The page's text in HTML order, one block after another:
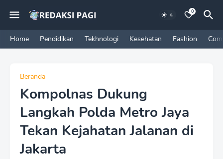
0
Home Pendidikan Tekhnologi Kesehatan Fashion
Beranda
Kompolnas Dukung
Langkah Polda Metro Jaya
Tekan Kejahatan Jalanan di
Jakarta